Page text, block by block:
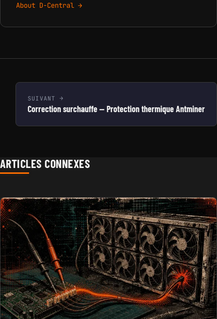
About D-Central →
SUIVANT
Correction surchauffe — Protection thermique Antminer
ARTICLES CONNEXES